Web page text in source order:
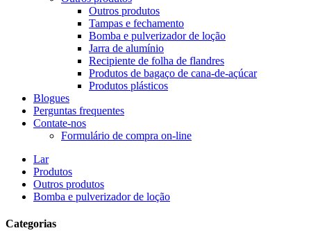
Outros produtos
Tampas e fechamento
Bomba e pulverizador de loção
Jarra de alumínio
Recipiente de folha de flandres
Produtos de bagaço de cana-de-açúcar
Produtos plásticos
Blogues
Perguntas frequentes
Contate-nos
Formulário de compra on-line
Lar
Produtos
Outros produtos
Bomba e pulverizador de loção
Categorias